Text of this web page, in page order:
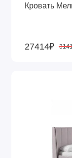
Кровать
27414₽